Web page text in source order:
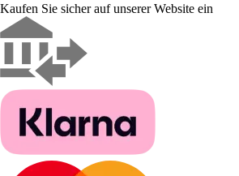
Kaufen Sie sicher auf unserer Website ein